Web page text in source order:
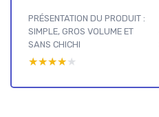
PRÉSENTATION DU PRODUIT :
SIMPLE, GROS VOLUME ET
SANS CHICHI
★★★★★
★★★★★